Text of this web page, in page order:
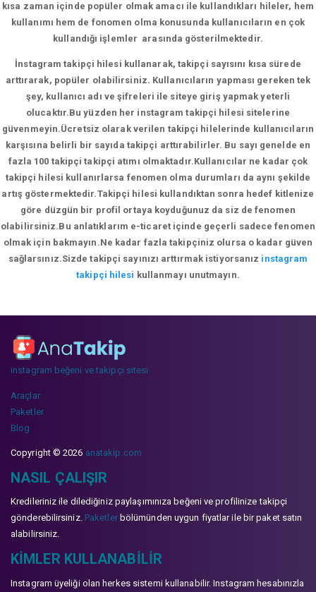
kısa zaman içinde popüler olmak amacı ile kullandıkları hileler, hem
kullanımı hem de fonomen olma konusunda kullanıcıların en çok
kullandığı işlemler arasında gösterilmektedir.
İnstagram takipçi hilesi kullanarak, takipçi sayısını kısa sürede
arttırarak, popüler olabilirsiniz. Kullanıcıların yapması gereken tek
şey, kullanıcı adı ve şifreleri ile siteye giriş yapmak yeterli
olucaktır.Bu yüzden her instagram takipçi hilesi sitelerine
güvenmeyin.Ücretsiz olarak verilen takipçi hilelerinde kullanıcıların
karşısına belirli bir sayıda takipçi arttırabilirler. Bu sayı genelde en
fazla 100 takipçi takipçi atımı olmaktadır.Kullanıcılar ne kadar çok
takipçi hilesi kullanırlarsa fenomen olma durumları da aynı şekilde
artış göstermektedir.Takipçi hilesi kullandıktan sonra hedef kitlenize
göre düzgün bir profil ortaya koyduğunuz da siz de fenomen
olabilirsiniz.Bu anlatıklarım e-ticaret içinde geçerli sadece fenomen
olmak için bakmayın.Ne kadar fazla takipçiniz olursa o kadar güven
sağlarsınız.Sizde takipçi sayınızı arttırmak istiyorsanız instagram
takipçi hilesi kullanmayı unutmayın.
instagram beğeni ve takipçi sitesi
Araçlar
Paketler
Blog
Copyright © 2026 anatakip.com
NASIL ÇALIŞIR
Kredileriniz ile dilediğiniz paylaşımınıza beğeni ve profilinize takipçi
gönderebilirsiniz. Paketlerbölümünden uygun fiyatlar ile bir paket satın
alabilirsiniz.
KIMLER KULLANABILIR
Instagram üyeliği olan herkes sistemi kullanabilir. Instagram hesabınızla